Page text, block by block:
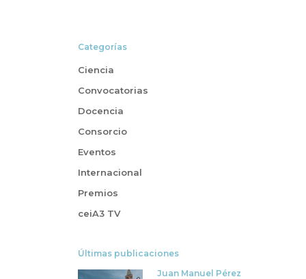
Categorías
Ciencia
Convocatorias
Docencia
Consorcio
Eventos
Internacional
Premios
ceiA3 TV
Últimas publicaciones
Juan Manuel Pérez